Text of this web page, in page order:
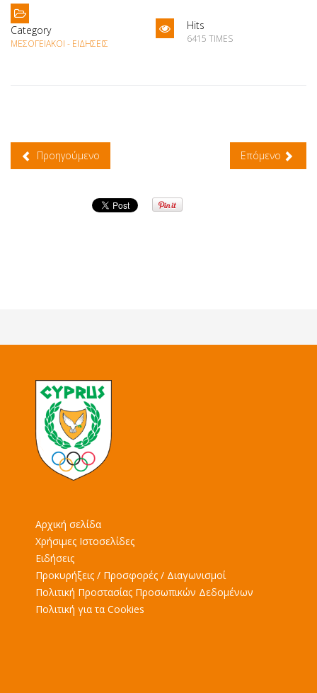
Category
ΜΕΣΟΓΕΙΑΚΟΊ - ΕΙΔΉΣΕΙΣ
Hits
6415 TIMES
Προηγούμενο Επόμενο
Αρχική σελίδα
Χρήσιμες Ιστοσελίδες
Ειδήσεις
Προκυρήξεις / Προσφορές / Διαγωνισμοί
Πολιτική Προστασίας Προσωπικών Δεδομένων
Πολιτική για τα Cookies